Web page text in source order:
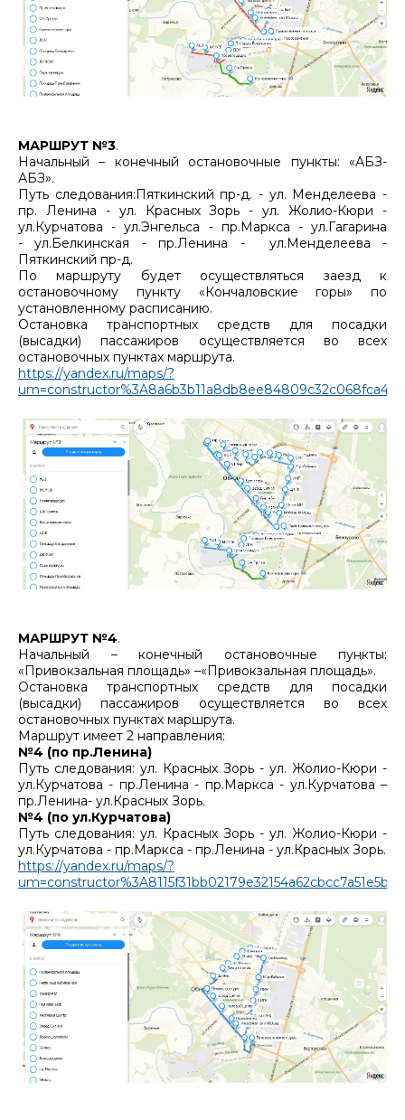
МАРШРУТ №3.
Начальный – конечный остановочные пункты: «АБЗ-
АБЗ».
Путь следования:Пяткинский пр-д. - ул. Менделеева -
пр. Ленина - ул. Красных Зорь - ул. Жолио-Кюри -
ул.Курчатова - ул.Энгельса - пр.Маркса - ул.Гагарина
- ул.Белкинская - пр.Ленина - ул.Менделеева -
Пяткинский пр-д.
По маршруту будет осуществляться заезд к
остановочному пункту «Кончаловские горы» по
установленному расписанию.
Остановка транспортных средств для посадки
(высадки) пассажиров осуществляется во всех
остановочных пунктах маршрута.
https://yandex.ru/maps/?
МАРШРУТ №4.
Начальный – конечный остановочные пункты:
«Привокзальная площадь» –«Привокзальная площадь».
Остановка транспортных средств для посадки
(высадки) пассажиров осуществляется во всех
остановочных пунктах маршрута.
Маршрут имеет 2 направления:
№4 (по пр.Ленина)
Путь следования: ул. Красных Зорь - ул. Жолио-Кюри -
ул.Курчатова - пр.Ленина - пр.Маркса - ул.Курчатова –
пр.Ленина- ул.Красных Зорь.
№4 (по ул.Курчатова)
Путь следования: ул. Красных Зорь - ул. Жолио-Кюри -
ул.Курчатова - пр.Маркса - пр.Ленина - ул.Красных Зорь.
https://yandex.ru/maps/?